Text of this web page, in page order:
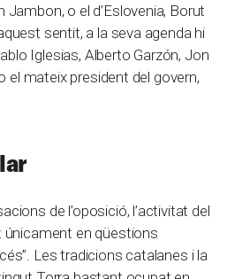
Jambon, o el d’Eslovenia, Borut
sentit, a la seva agenda hi
Iglesias, Alberto Garzón, Jon
el mateix president del govern,
de l’oposició, l’activitat del
únicament en qüestions
Les tradicions catalanes i la